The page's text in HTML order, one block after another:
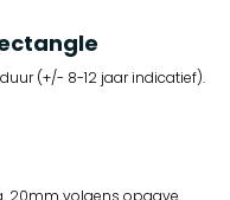
(+/- 8-12 jaar indicatief).
20mm volgens opgave.